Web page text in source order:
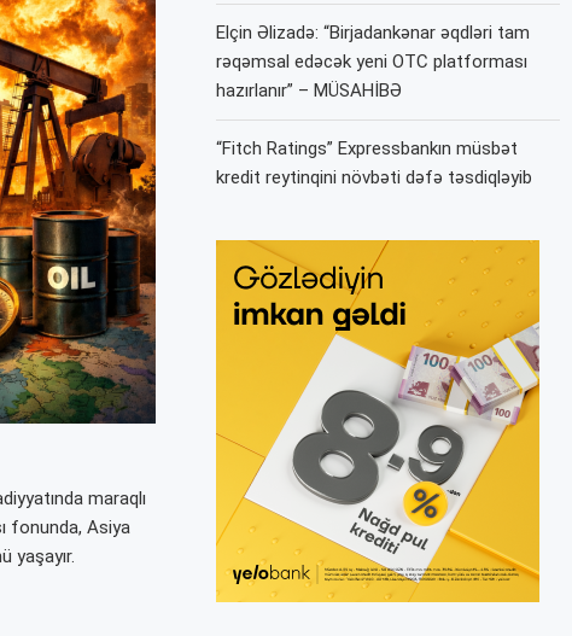
maraqlı
fonunda, Asiya
yaşayır.
Elçin Əlizadə: “Birjadankənar əqdləri tam
rəqəmsal edəcək yeni OTC platforması
hazırlanır” – MÜSAHİBƏ
“Fitch Ratings” Expressbankın müsbət
kredit reytinqini növbəti dəfə təsdiqləyib